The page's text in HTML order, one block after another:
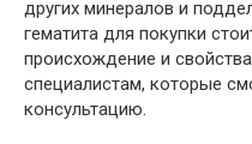
других минералов и
гематита для покупки
происхождение и
специалистам, которые
консультацию.